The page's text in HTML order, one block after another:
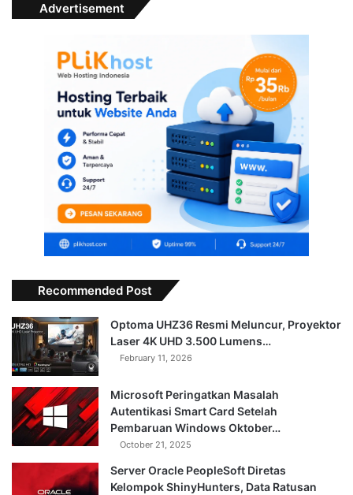
Advertisement
Recommended Post
Optoma UHZ36 Resmi Meluncur, Proyektor
Laser 4K UHD 3.500 Lumens…
February 11, 2026
Microsoft Peringatkan Masalah
Autentikasi Smart Card Setelah
Pembaruan Windows Oktober…
October 21, 2025
Server Oracle PeopleSoft Diretas
Kelompok ShinyHunters, Data Ratusan